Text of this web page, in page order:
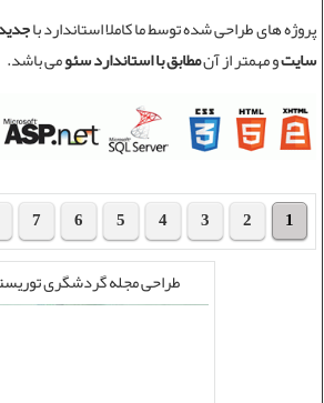
پروژه های طراحی شده توسط ما کاملا استاندارد با
سایتو مهمتر از آنمطابق با استاندارد سئومی باشد.
1
2
3
4
5
6
7
طراحی مجله گردشگری